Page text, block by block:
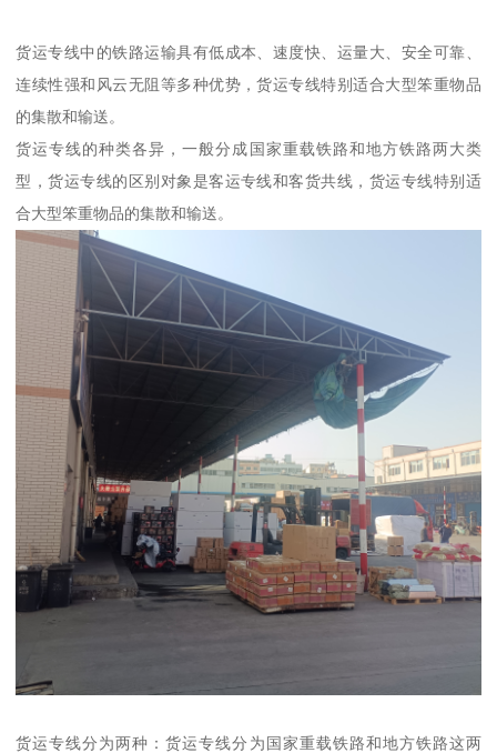
货运专线中的铁路运输具有低成本、速度快、运量大、安全可靠、
连续性强和风云无阻等多种优势，货运专线特别适合大型笨重物品
的集散和输送。
货运专线的种类各异，一般分成国家重载铁路和地方铁路两大类
型，货运专线的区别对象是客运专线和客货共线，货运专线特别适
合大型笨重物品的集散和输送。
货运专线分为两种：货运专线分为国家重载铁路和地方铁路这两